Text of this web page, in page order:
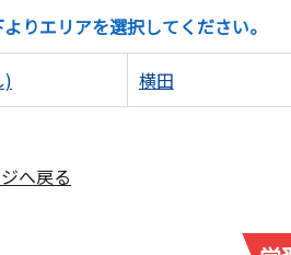
りエリアを選択してください。
) 横田
へ戻る